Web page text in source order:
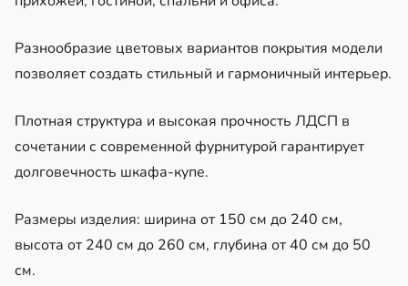
Разнообразие цветовых вариантов покрытия модели
позволяет создать стильный и гармоничный интерьер.
Плотная структура и высокая прочность ЛДСП в
сочетании с современной фурнитурой гарантирует
долговечность шкафа-купе.
Размеры изделия: ширина от 150 см до 240 см,
высота от 240 см до 260 см, глубина от 40 см до 50
см.